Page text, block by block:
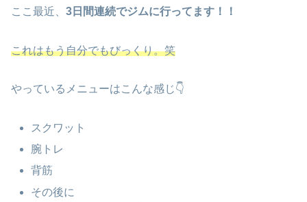
ここ最近、 3日間連続でジムに行ってます！！
これはもう自分でもびっくり。笑
やっているメニューはこんな感じ👇
スクワット
腕トレ
背筋
その後に